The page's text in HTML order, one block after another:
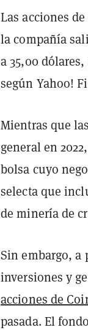
Las acciones
la compañía
a 35,00
según Yahoo!
Mientras que
general en
bolsa cuyo
selecta que
de minería de
Sin embargo, a
inversiones y
acciones de
pasada. El